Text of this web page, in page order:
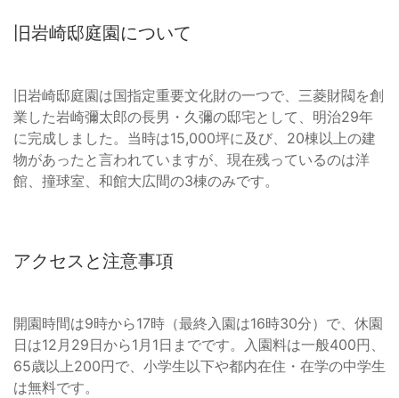
旧岩崎邸庭園について
旧岩崎邸庭園は国指定重要文化財の一つで、三菱財閥を創
業した岩崎彌太郎の長男・久彌の邸宅として、明治29年
に完成しました。当時は15,000坪に及び、20棟以上の建
物があったと言われていますが、現在残っているのは洋
館、撞球室、和館大広間の3棟のみです。
アクセスと注意事項
開園時間は9時から17時（最終入園は16時30分）で、休園
日は12月29日から1月1日までです。入園料は一般400円、
65歳以上200円で、小学生以下や都内在住・在学の中学生
は無料です。